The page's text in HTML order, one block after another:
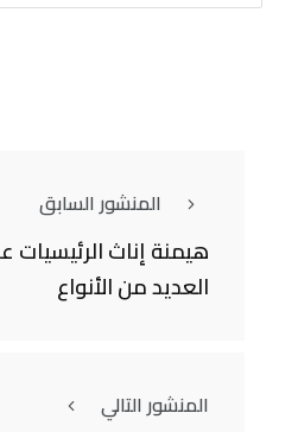
المنشور السابق
هيمنة إناث الرئيسيات
العديد من الأنواع
المنشور التالي